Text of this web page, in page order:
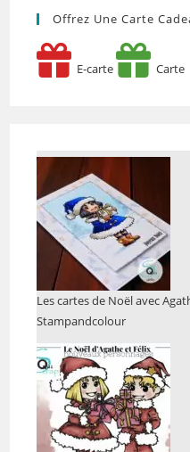
Offrez Une Carte
E-carte Carte
Les cartes de Noël avec
Stampandcolour